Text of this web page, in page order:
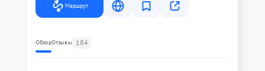
Маршрут
ОбзорОтзывы 184